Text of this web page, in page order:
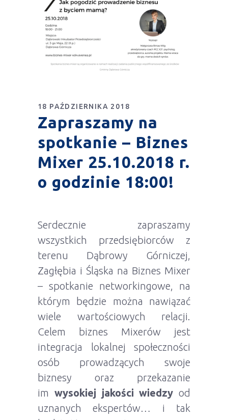
18 PAŹDZIERNIKA 2018
Zapraszamy na
spotkanie – Biznes
Mixer 25.10.2018 r.
o godzinie 18:00!
Serdecznie zapraszamy
wszystkich przedsiębiorców z
terenu Dąbrowy Górniczej,
Zagłębia i Śląska na Biznes Mixer
– spotkanie networkingowe, na
którym będzie można nawiązać
wiele wartościowych relacji.
Celem biznes Mixerów jest
integracja lokalnej społeczności
osób prowadzących swoje
biznesy oraz przekazanie
im wysokiej jakości wiedzy od
uznanych ekspertów… i tak